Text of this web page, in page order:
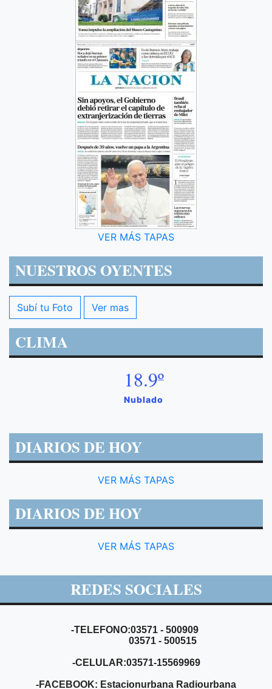
VER MÁS TAPAS
NUESTROS OYENTES
Subí tu Foto Ver mas
CLIMA
18.9º
Nublado
DIARIOS DE HOY
VER MÁS TAPAS
DIARIOS DE HOY
VER MÁS TAPAS
REDES SOCIALES
-TELEFONO:03571 - 500909
03571 - 500515
-CELULAR:03571-15569969
-FACEBOOK: Estacionurbana Radiourbana